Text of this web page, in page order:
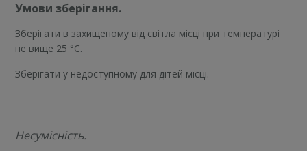
Умови зберігання.
Зберігати в захищеному від світла місці при температурі
не вище 25 °С.
Зберігати у недоступному для дітей місці.
Несумісність.